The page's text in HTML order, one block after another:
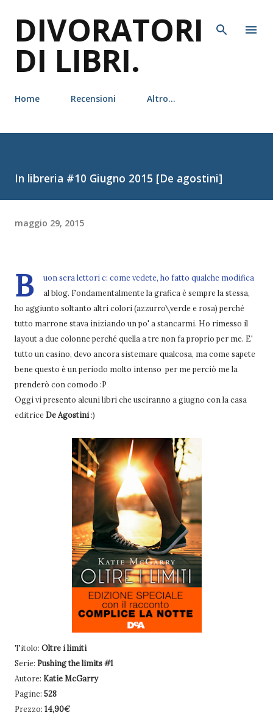
DIVORATORI
DI LIBRI.
Home Recensioni Altro…
In libreria #10 Giugno 2015 [De agostini]
maggio 29, 2015
B
uon sera lettori c: come vedete, ho fatto qualche modifica
al blog. Fondamentalmente la grafica è sempre la stessa,
ho aggiunto soltanto altri colori (azzurro\verde e rosa) perché
tutto marrone stava iniziando un po' a stancarmi. Ho rimesso il
layout a due colonne perché quella a tre non fa proprio per me. E'
tutto un casino, devo ancora sistemare qualcosa, ma come sapete
bene questo è un periodo molto intenso per me perciò me la
prenderò con comodo :P
Oggi vi presento alcuni libri che usciranno a giugno con la casa
editrice De Agostini:)
Titolo: Oltre i limiti
Serie: Pushing the limits #1
Autore: Katie McGarry
Pagine: 528
Prezzo: 14,90€